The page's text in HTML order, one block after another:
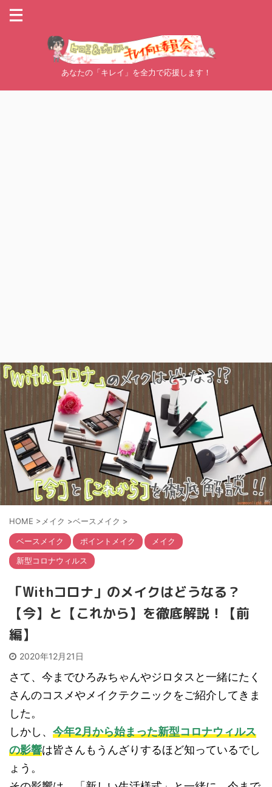
あなたの「キレイ」を全力で応援します！
HOME > メイク >ベースメイク >
ベースメイク ポイントメイク
メイク
新型コロナウィルス
「Withコロナ」のメイクはどうなる？
【今】と【これから】を徹底解説！【前
編】
2020年12月21日
さて、今までひろみちゃんやジロタスと一緒にたく
さんのコスメやメイクテクニックをご紹介してきま
した。
しかし、 今年2月から始まった新型コロナウィルス
の影響は皆さんもうんざりするほど知っているでし
ょう。